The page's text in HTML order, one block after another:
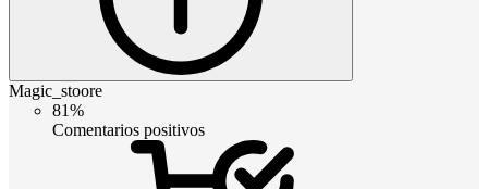
Magic_stoore
81%
Comentarios positivos